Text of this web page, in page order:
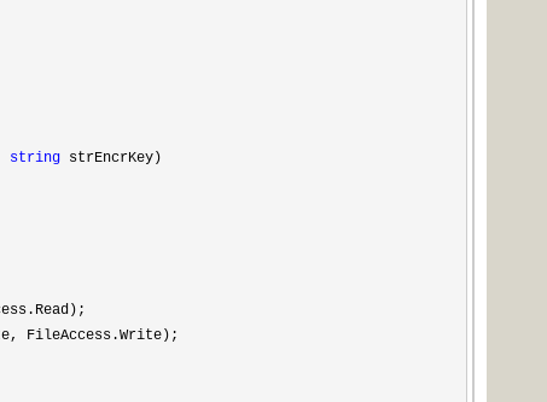
string strEncrKey)
FileAccess.Write);